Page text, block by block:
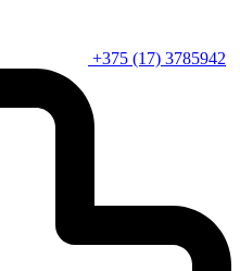
+375 (17) 3785942